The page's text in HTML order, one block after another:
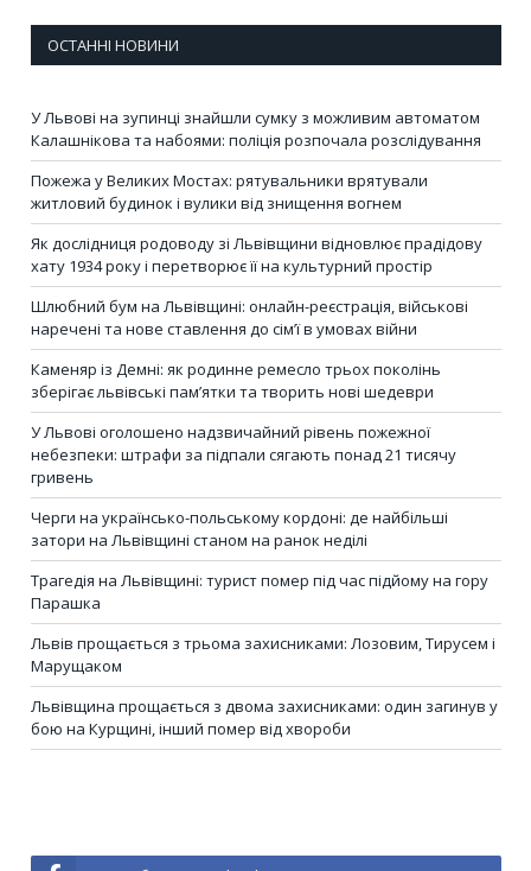
ОСТАННІ НОВИНИ
У Львові на зупинці знайшли сумку з можливим автоматом
Калашнікова та набоями: поліція розпочала розслідування
Пожежа у Великих Мостах: рятувальники врятували
житловий будинок і вулики від знищення вогнем
Як дослідниця родоводу зі Львівщини відновлює прадідову
хату 1934 року і перетворює її на культурний простір
Шлюбний бум на Львівщині: онлайн-реєстрація, військові
наречені та нове ставлення до сім’ї в умовах війни
Каменяр із Демні: як родинне ремесло трьох поколінь
зберігає львівські пам’ятки та творить нові шедеври
У Львові оголошено надзвичайний рівень пожежної
небезпеки: штрафи за підпали сягають понад 21 тисячу
гривень
Черги на українсько-польському кордоні: де найбільші
затори на Львівщині станом на ранок неділі
Трагедія на Львівщині: турист помер під час підйому на гору
Парашка
Львів прощається з трьома захисниками: Лозовим, Тирусем і
Марущаком
Львівщина прощається з двома захисниками: один загинув у
бою на Курщині, інший помер від хвороби